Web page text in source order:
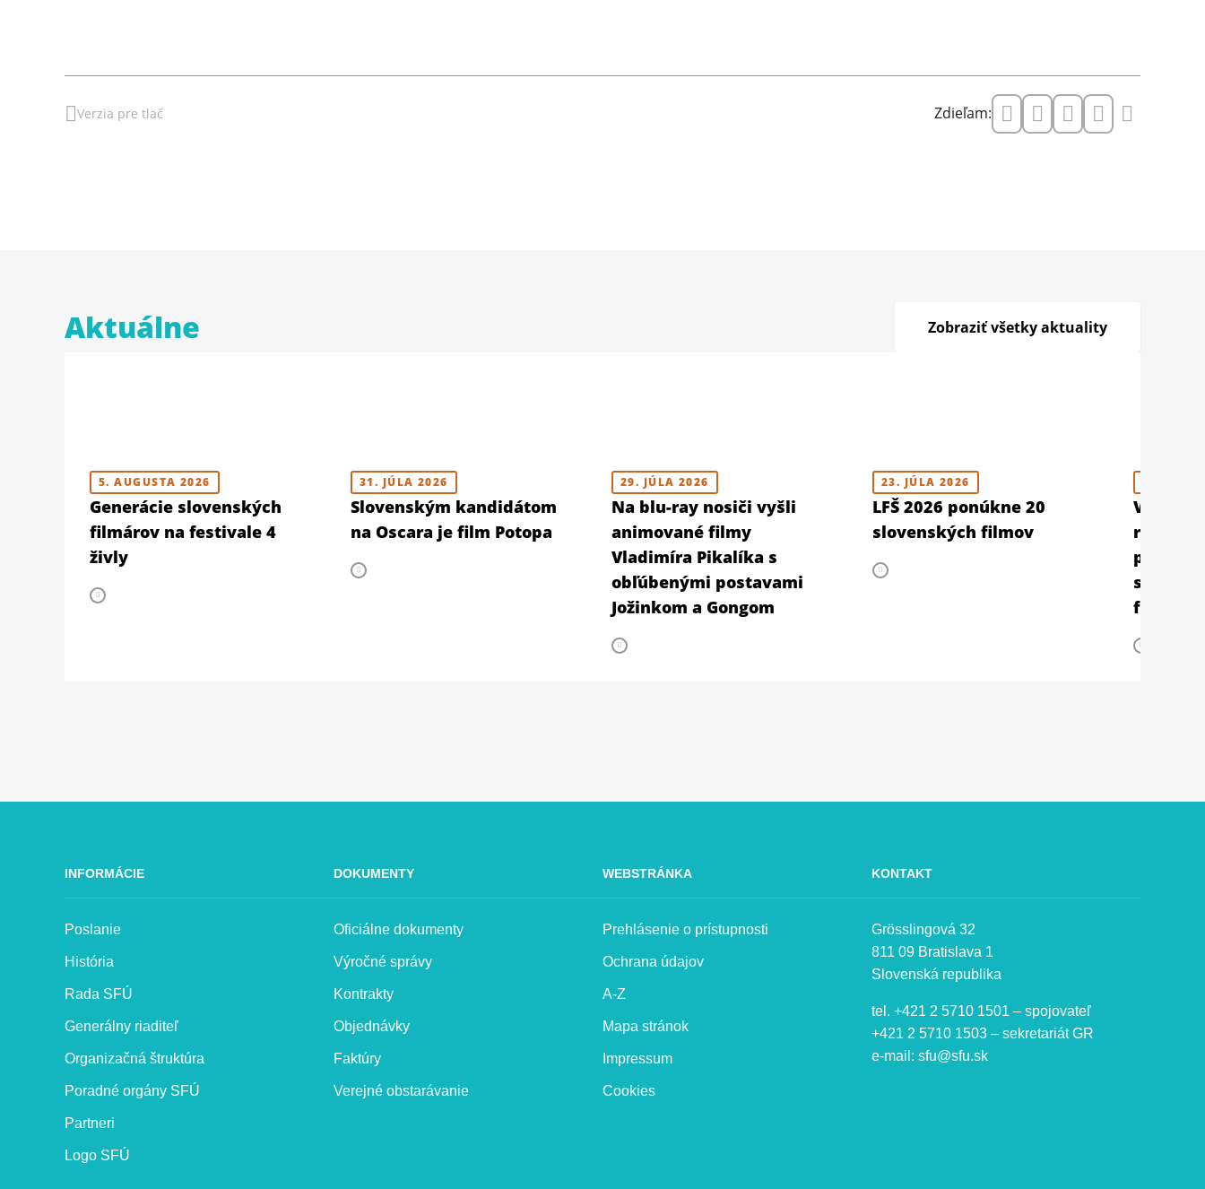
Verzia pre tlač Zdieľam:
Aktuálne
5. AUGUSTA 2026
Generácie slovenských
filmárov na festivale 4
živly
31. JÚLA 2026
Slovenským kandidátom
na Oscara je film Potopa
29. JÚLA 2026
Na blu-ray nosiči vyšli
animované filmy
Vladimíra Pikalíka s
obľúbenými postavami
Jožinkom a Gongom
23. JÚLA 2026
LFŠ 2026 ponúkne 20
slovenských filmov
V
filmu
Zobraziť všetky aktuality
INFORMÁCIE
Poslanie
História
Rada SFÚ
Generálny riaditeľ
Organizačná štruktúra
Poradné orgány SFÚ
Partneri
Logo SFÚ
DOKUMENTY
Oficiálne dokumenty
Výročné správy
Kontrakty
Objednávky
Faktúry
Verejné obstarávanie
WEBSTRÁNKA
Prehlásenie o prístupnosti
Ochrana údajov
A-Z
Mapa stránok
Impressum
Cookies
KONTAKT
Grösslingová 32
811 09 Bratislava 1
Slovenská republika
tel. +421 2 5710 1501 – spojovateľ
+421 2 5710 1503 – sekretariát GR
e-mail: sfu@sfu.sk